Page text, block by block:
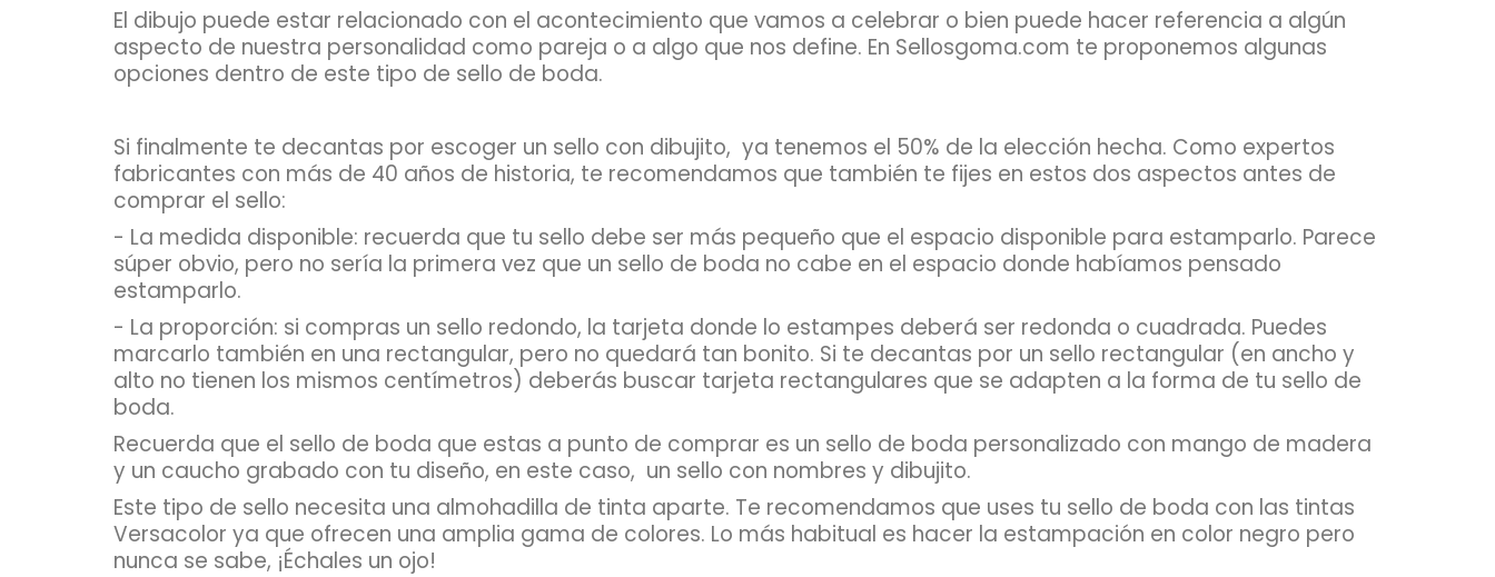
El dibujo puede estar relacionado con el acontecimiento que vamos a celebrar o bien puede hacer referencia a algún
aspecto de nuestra personalidad como pareja o a algo que nos define. En Sellosgoma.com te proponemos algunas
opciones dentro de este tipo de sello de boda.
Si finalmente te decantas por escoger un sello con dibujito, ya tenemos el 50% de la elección hecha. Como expertos
fabricantes con más de 40 años de historia, te recomendamos que también te fijes en estos dos aspectos antes de
comprar el sello:
- La medida disponible: recuerda que tu sello debe ser más pequeño que el espacio disponible para estamparlo. Parece
súper obvio, pero no sería la primera vez que un sello de boda no cabe en el espacio donde habíamos pensado
estamparlo.
- La proporción: si compras un sello redondo, la tarjeta donde lo estampes deberá ser redonda o cuadrada. Puedes
marcarlo también en una rectangular, pero no quedará tan bonito. Si te decantas por un sello rectangular (en ancho y
alto no tienen los mismos centímetros) deberás buscar tarjeta rectangulares que se adapten a la forma de tu sello de
boda.
Recuerda que el sello de boda que estas a punto de comprar es un sello de boda personalizado con mango de madera
y un caucho grabado con tu diseño, en este caso, un sello con nombres y dibujito.
Este tipo de sello necesita una almohadilla de tinta aparte. Te recomendamos que uses tu sello de boda con las tintas
Versacolor ya que ofrecen una amplia gama de colores. Lo más habitual es hacer la estampación en color negro pero
nunca se sabe, ¡Échales un ojo!